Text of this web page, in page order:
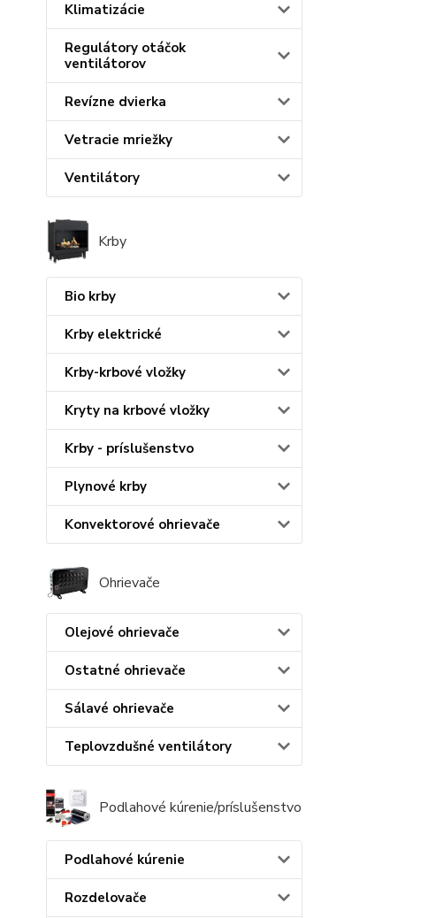
Klimatizácie
Regulátory otáčok
ventilátorov
Revízne dvierka
Vetracie mriežky
Ventilátory
Krby
Bio krby
Krby elektrické
Krby-krbové vložky
Kryty na krbové vložky
Krby - príslušenstvo
Plynové krby
Konvektorové ohrievače
Ohrievače
Olejové ohrievače
Ostatné ohrievače
Sálavé ohrievače
Teplovzdušné ventilátory
Podlahové kúrenie/príslušenstvo
Podlahové kúrenie
Rozdelovače